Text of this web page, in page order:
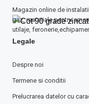
Magazin online de
gaz, materiale pentru
utilaje,
Legale
Despre noi
Termene si conditii
Prelucrarea datelor cu